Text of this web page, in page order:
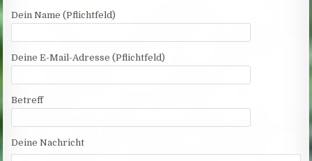
Dein Name (Pflichtfeld)
Deine E-Mail-Adresse (Pflichtfeld)
Betreff
Deine Nachricht